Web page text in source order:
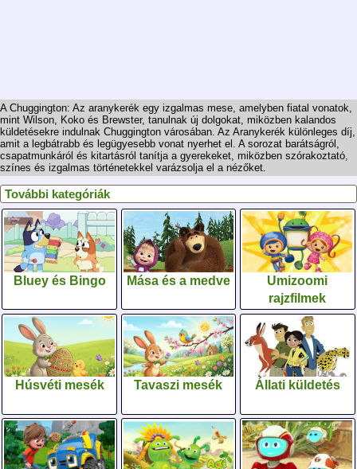
A Chuggington: Az aranykerék egy izgalmas mese, amelyben fiatal vonatok,
mint Wilson, Koko és Brewster, tanulnak új dolgokat, miközben kalandos
küldetésekre indulnak Chuggington városában. Az Aranykerék különleges díj,
amit a legbátrabb és legügyesebb vonat nyerhet el. A sorozat barátságról,
csapatmunkáról és kitartásról tanítja a gyerekeket, miközben szórakoztató,
színes és izgalmas történetekkel varázsolja el a nézőket.
További kategóriák
Bluey és Bingo Mása és a medve
Umizoomi
rajzfilmek
Húsvéti mesék Tavaszi mesék Állati küldetés